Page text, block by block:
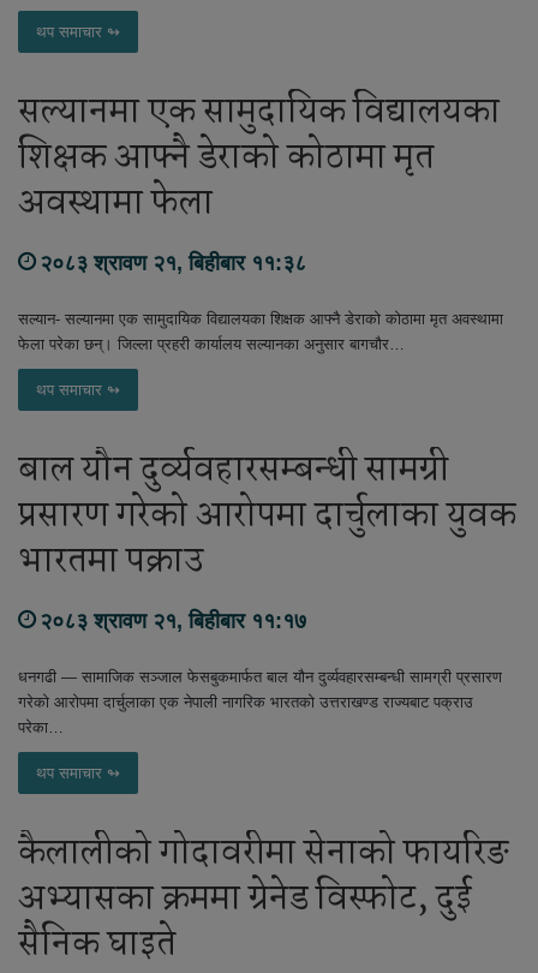
थप समाचार ↬
सल्यानमा एक सामुदायिक विद्यालयका
शिक्षक आफ्नै डेराको कोठामा मृत
अवस्थामा फेला
२०८३ श्रावण २१, बिहीबार ११:३८
सल्यान- सल्यानमा एक सामुदायिक विद्यालयका शिक्षक आफ्नै डेराको कोठामा मृत अवस्थामा
फेला परेका छन्। जिल्ला प्रहरी कार्यालय सल्यानका अनुसार बागचौर…
थप समाचार ↬
बाल यौन दुर्व्यवहारसम्बन्धी सामग्री
प्रसारण गरेको आरोपमा दार्चुलाका युवक
भारतमा पक्राउ
२०८३ श्रावण २१, बिहीबार ११:१७
धनगढी — सामाजिक सञ्जाल फेसबुकमार्फत बाल यौन दुर्व्यवहारसम्बन्धी सामग्री प्रसारण
गरेको आरोपमा दार्चुलाका एक नेपाली नागरिक भारतको उत्तराखण्ड राज्यबाट पक्राउ
परेका…
थप समाचार ↬
कैलालीको गोदावरीमा सेनाको फायरिङ
अभ्यासका क्रममा ग्रेनेड विस्फोट, दुई
सैनिक घाइते